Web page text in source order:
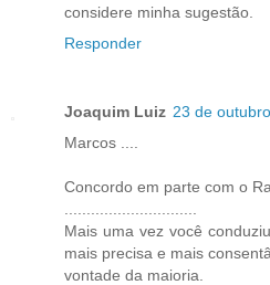
considere minha sugestão.
Responder
Joaquim Luiz 23 de
Marcos ....
Concordo em parte com o
Mais uma vez você
mais precisa e mais
vontade da maioria.